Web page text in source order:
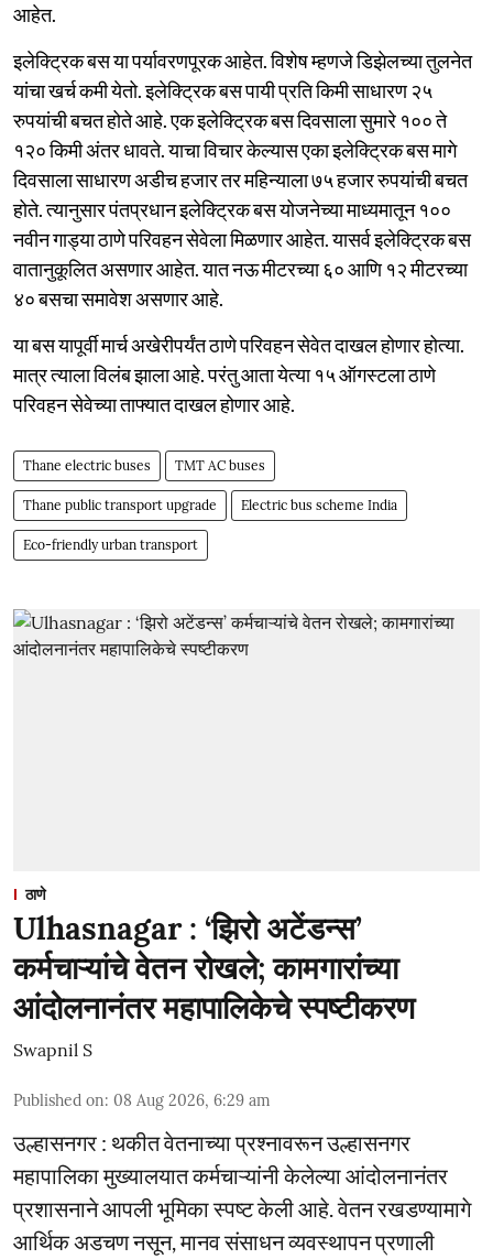
आहेत.
इलेक्ट्रिक बस या पर्यावरणपूरक आहेत. विशेष म्हणजे डिझेलच्या तुलनेत
यांचा खर्च कमी येतो. इलेक्ट्रिक बस पायी प्रति किमी साधारण २५
रुपयांची बचत होते आहे. एक इलेक्ट्रिक बस दिवसाला सुमारे १०० ते
१२० किमी अंतर धावते. याचा विचार केल्यास एका इलेक्ट्रिक बस मागे
दिवसाला साधारण अडीच हजार तर महिन्याला ७५ हजार रुपयांची बचत
होते. त्यानुसार पंतप्रधान इलेक्ट्रिक बस योजनेच्या माध्यमातून १००
नवीन गाड्या ठाणे परिवहन सेवेला मिळणार आहेत. यासर्व इलेक्ट्रिक बस
वातानुकूलित असणार आहेत. यात नऊ मीटरच्या ६० आणि १२ मीटरच्या
४० बसचा समावेश असणार आहे.
या बस यापूर्वी मार्च अखेरीपर्यंत ठाणे परिवहन सेवेत दाखल होणार होत्या.
मात्र त्याला विलंब झाला आहे. परंतु आता येत्या १५ ऑगस्टला ठाणे
परिवहन सेवेच्या ताफ्यात दाखल होणार आहे.
Thane electric buses TMT AC buses
Thane public transport upgrade Electric bus scheme India
Eco-friendly urban transport
ठाणे
Ulhasnagar : ‘झिरो अटेंडन्स’
कर्मचाऱ्यांचे वेतन रोखले; कामगारांच्या
आंदोलनानंतर महापालिकेचे स्पष्टीकरण
Swapnil S
Published on: 08 Aug 2026, 6:29 am
उल्हासनगर : थकीत वेतनाच्या प्रश्नावरून उल्हासनगर
महापालिका मुख्यालयात कर्मचाऱ्यांनी केलेल्या आंदोलनानंतर
प्रशासनाने आपली भूमिका स्पष्ट केली आहे. वेतन रखडण्यामागे
आर्थिक अडचण नसून, मानव संसाधन व्यवस्थापन प्रणाली